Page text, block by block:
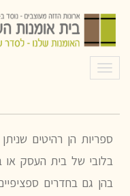
תפריט
איך בוחרים
ספריות הן רהיטים
בלובי של בית העסק
בהן גם בחדרים